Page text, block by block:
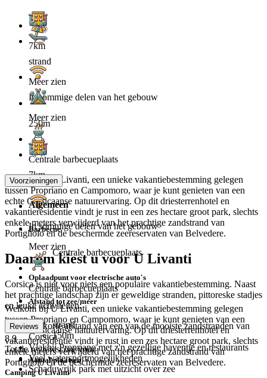
7km
In sommige delen van het gebouw
Meer zien
Centrale barbecueplaats
Welkom bij U Livanti, een unieke vakantiebestemming gelegen
tussen Propriano en Campomoro, waar je kunt genieten van een
echte Corsicaanse natuurervaring. Op dit driesterrenhotel en
vakantieresidentie vindt je rust in een zes hectare groot park, slechts
enkele meters verwijderd van het prachtige zandstrand van
Portigliolo en de beschermde zeereservaten van Belvedere.
Daarom kiest u voor U Livanti
Corsica is niet voor niets een populaire vakantiebestemming. Naast
het prachtige landschap zijn er geweldige stranden, pittoreske stadjes
en leuke activiteiten:
Op korte afstand van een van de mooiste zandstranden van
Corsica
Vlakbij Propriano met z'n gezellige haventje en restaurants
Veel watersportmogelijkheden
Schaduwrijk park met uitzicht over zee
strand
Meer zien
250m
7km
In sommige delen van het gebouw
Meer zien
Centrale barbecueplaats
Welkom bij U Livanti, een unieke vakantiebestemming gelegen
tussen Propriano en Campomoro, waar je kunt genieten van een
echte Corsicaanse natuurervaring. Op dit driesterrenhotel en
vakantieresidentie vindt je rust in een zes hectare groot park, slechts
enkele meters verwijderd van het prachtige zandstrand van
Portigliolo en de beschermde zeereservaten van Belvedere.
Voorzieningen
Algemeen
Barbecue
Centrale barbecueplaats
Oplaadpunt voor electrische auto's
Afstand tot zee/meer
strand
150m
Aantal plaatsen
Reviews
8.9
Totale reviewscore voor
Camping U Livanti